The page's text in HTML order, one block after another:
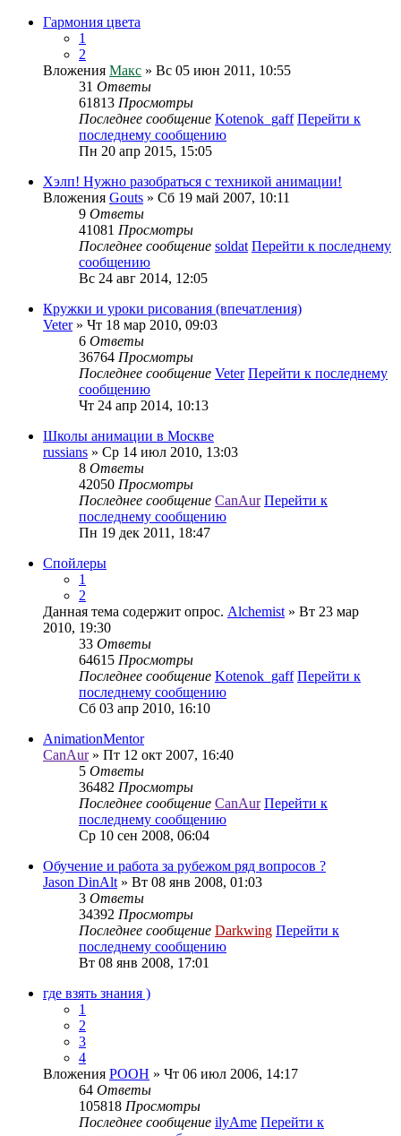
Гармония цвета
1
2
Вложения Макс » Вс 05 июн 2011, 10:55
31 Ответы
61813 Просмотры
Последнее сообщение Kotenok_gaff Перейти к
последнему сообщению
Пн 20 апр 2015, 15:05
Хэлп! Нужно разобраться с техникой анимации!
Вложения Gouts » Сб 19 май 2007, 10:11
9 Ответы
41081 Просмотры
Последнее сообщение soldat Перейти к последнему
сообщению
Вс 24 авг 2014, 12:05
Кружки и уроки рисования (впечатления)
Veter» Чт 18 мар 2010, 09:03
6 Ответы
36764 Просмотры
Последнее сообщение Veter Перейти к последнему
сообщению
Чт 24 апр 2014, 10:13
Школы анимации в Москве
russians » Ср 14 июл 2010, 13:03
8 Ответы
42050 Просмотры
Последнее сообщение CanAur Перейти к
последнему сообщению
Пн 19 дек 2011, 18:47
Спойлеры
1
2
Данная тема содержит опрос. Alchemist » Вт 23 мар
2010, 19:30
33 Ответы
64615 Просмотры
Последнее сообщение Kotenok_gaff Перейти к
последнему сообщению
Сб 03 апр 2010, 16:10
AnimationMentor
CanAur» Пт 12 окт 2007, 16:40
5 Ответы
36482 Просмотры
Последнее сообщение CanAur Перейти к
последнему сообщению
Ср 10 сен 2008, 06:04
Обучение и работа за рубежом ряд вопросов ?
Jason DinAlt » Вт 08 янв 2008, 01:03
3 Ответы
34392 Просмотры
Последнее сообщение Darkwing Перейти к
последнему сообщению
Вт 08 янв 2008, 17:01
где взять знания )
1
2
3
4
Вложения POOH » Чт 06 июл 2006, 14:17
64 Ответы
105818 Просмотры
Последнее сообщение ilyAme Перейти к